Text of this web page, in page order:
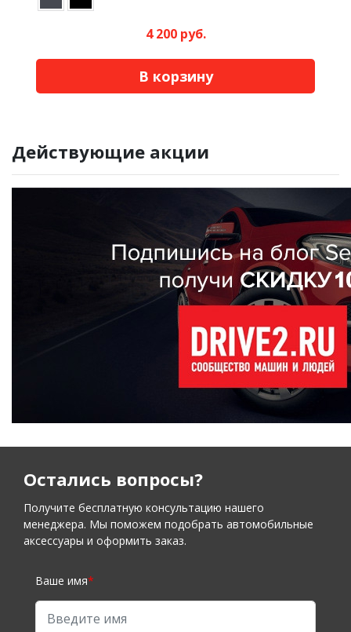
4 200 руб.
В корзину
Действующие акции
Остались вопросы?
Получите бесплатную консультацию нашего
менеджера. Мы поможем подобрать автомобильные
аксессуары и оформить заказ.
Ваше имя*